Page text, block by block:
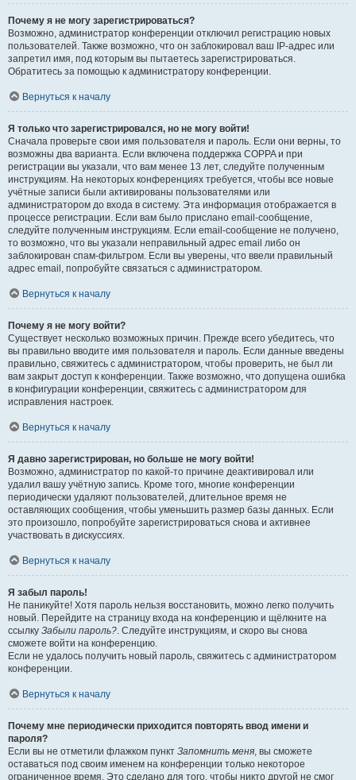
Почему я не могу зарегистрироваться?
Возможно, администратор конференции отключил регистрацию новых
пользователей. Также возможно, что он заблокировал ваш IP-адрес или
запретил имя, под которым вы пытаетесь зарегистрироваться.
Обратитесь за помощью к администратору конференции.
Вернуться к началу
Я только что зарегистрировался, но не могу войти!
Сначала проверьте свои имя пользователя и пароль. Если они верны, то
возможны два варианта. Если включена поддержка COPPA и при
регистрации вы указали, что вам менее 13 лет, следуйте полученным
инструкциям. На некоторых конференциях требуется, чтобы все новые
учётные записи были активированы пользователями или
администратором до входа в систему. Эта информация отображается в
процессе регистрации. Если вам было прислано email-сообщение,
следуйте полученным инструкциям. Если email-сообщение не получено,
то возможно, что вы указали неправильный адрес email либо он
заблокирован спам-фильтром. Если вы уверены, что ввели правильный
адрес email, попробуйте связаться с администратором.
Вернуться к началу
Почему я не могу войти?
Существует несколько возможных причин. Прежде всего убедитесь, что
вы правильно вводите имя пользователя и пароль. Если данные введены
правильно, свяжитесь с администратором, чтобы проверить, не был ли
вам закрыт доступ к конференции. Также возможно, что допущена ошибка
в конфигурации конференции, свяжитесь с администратором для
исправления настроек.
Вернуться к началу
Я давно зарегистрирован, но больше не могу войти!
Возможно, администратор по какой-то причине деактивировал или
удалил вашу учётную запись. Кроме того, многие конференции
периодически удаляют пользователей, длительное время не
оставляющих сообщения, чтобы уменьшить размер базы данных. Если
это произошло, попробуйте зарегистрироваться снова и активнее
участвовать в дискуссиях.
Вернуться к началу
Я забыл пароль!
Не паникуйте! Хотя пароль нельзя восстановить, можно легко получить
новый. Перейдите на страницу входа на конференцию и щёлкните на
ссылку Забыли пароль?. Следуйте инструкциям, и скоро вы снова
сможете войти на конференцию.
Если не удалось получить новый пароль, свяжитесь с администратором
конференции.
Вернуться к началу
Почему мне периодически приходится повторять ввод имени и
пароля?
Если вы не отметили флажком пункт Запомнить меня, вы сможете
оставаться под своим именем на конференции только некоторое
ограниченное время. Это сделано для того, чтобы никто другой не смог